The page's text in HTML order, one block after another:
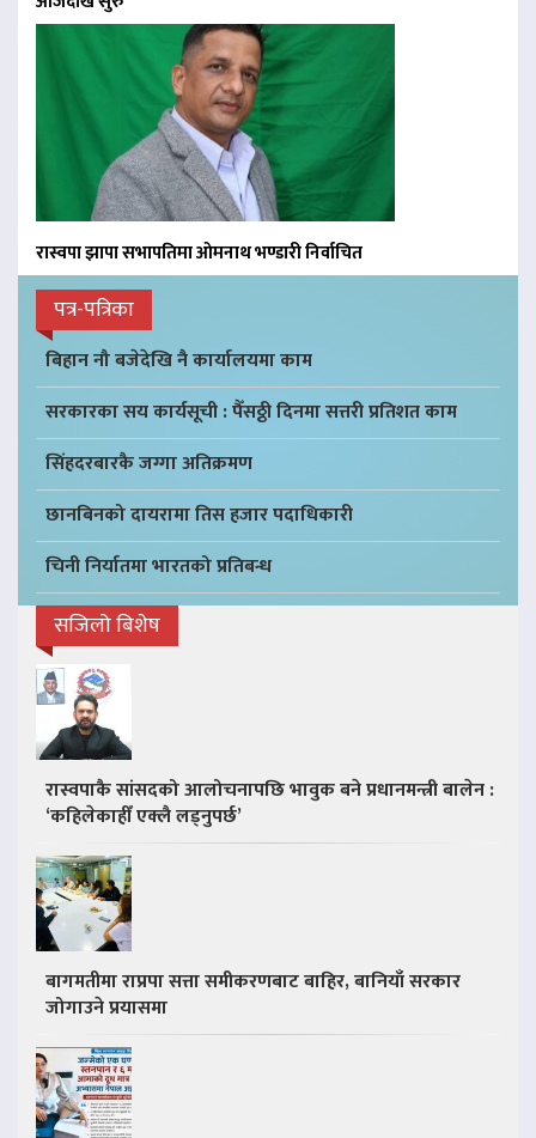
रास्वपा झापा सभापतिमा ओमनाथ भण्डारी निर्वाचित
पत्र-पत्रिका
बिहान नौ बजेदेखि नै कार्यालयमा काम
सरकारका सय कार्यसूची : पैँसठ्ठी दिनमा सत्तरी प्रतिशत काम
सिंहदरबारकै जग्गा अतिक्रमण
छानबिनको दायरामा तिस हजार पदाधिकारी
चिनी निर्यातमा भारतको प्रतिबन्ध
सजिलो बिशेष
रास्वपाकै सांसदको आलोचनापछि भावुक बने प्रधानमन्त्री बालेन :
‘कहिलेकाहीँ एक्लै लड्नुपर्छ’
बागमतीमा राप्रपा सत्ता समीकरणबाट बाहिर, बानियाँ सरकार
जोगाउने प्रयासमा